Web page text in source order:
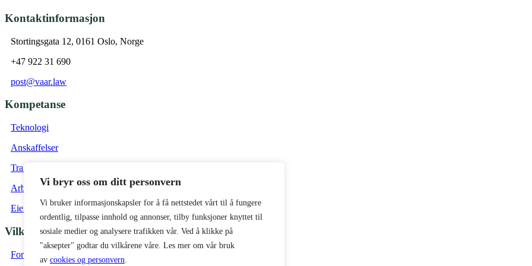
Vi bryr oss om ditt personvern
Vi bruker informasjonskapsler for å få nettstedet vårt til å fungere
ordentlig, tilpasse innhold og annonser, tilby funksjoner knyttet til
sosiale medier og analysere trafikken vår. Ved å klikke på
"aksepter" godtar du vilkårene våre. Les mer om vår bruk
av cookies og personvern.
Kontaktinformasjon
Stortingsgata 12, 0161 Oslo, Norge
+47 922 31 690
post@vaar.law
Kompetanse
Teknologi
Anskaffelser
Transaksjon
Arbeidsrett
Eiendom
Vilkår
Forretningsvilkår Vaar Advokat